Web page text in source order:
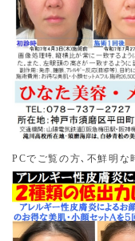
治療を開始いたします
2025.11.23
本日は､アメリカか
院されました｡光栄
れでも１５万円を超
お喜び頂きました｡
水・日曜日キャンペ
た。ご案内の項に挙
類の低出力レーザー
ーニングのみを首と
PCでご覧の方､不鮮明な